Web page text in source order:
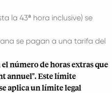
la 43ª hora inclusive) se
se pagan a una tarifa del
número de horas extras que
annuel". Este límite
aplica un límite legal